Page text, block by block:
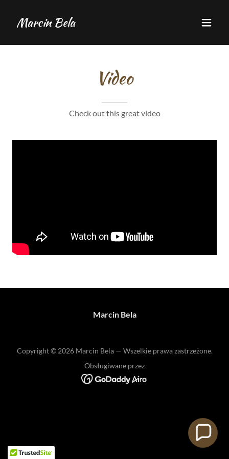
Marcin Bela
Video
Check out this great video
Marcin Bela
Copyright © 2026 Marcin Bela — Wszelkie prawa zastrzeżone.
Obsługiwane przez